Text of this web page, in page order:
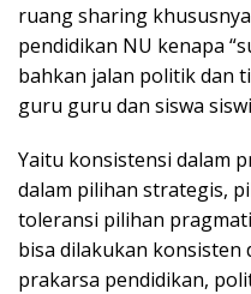
ruang sharing
pendidikan NU kenapa
bahkan jalan politik dan
guru guru dan siswa
Yaitu konsistensi dalam
dalam pilihan strategis,
toleransi pilihan
bisa dilakukan konsisten
prakarsa pendidikan,